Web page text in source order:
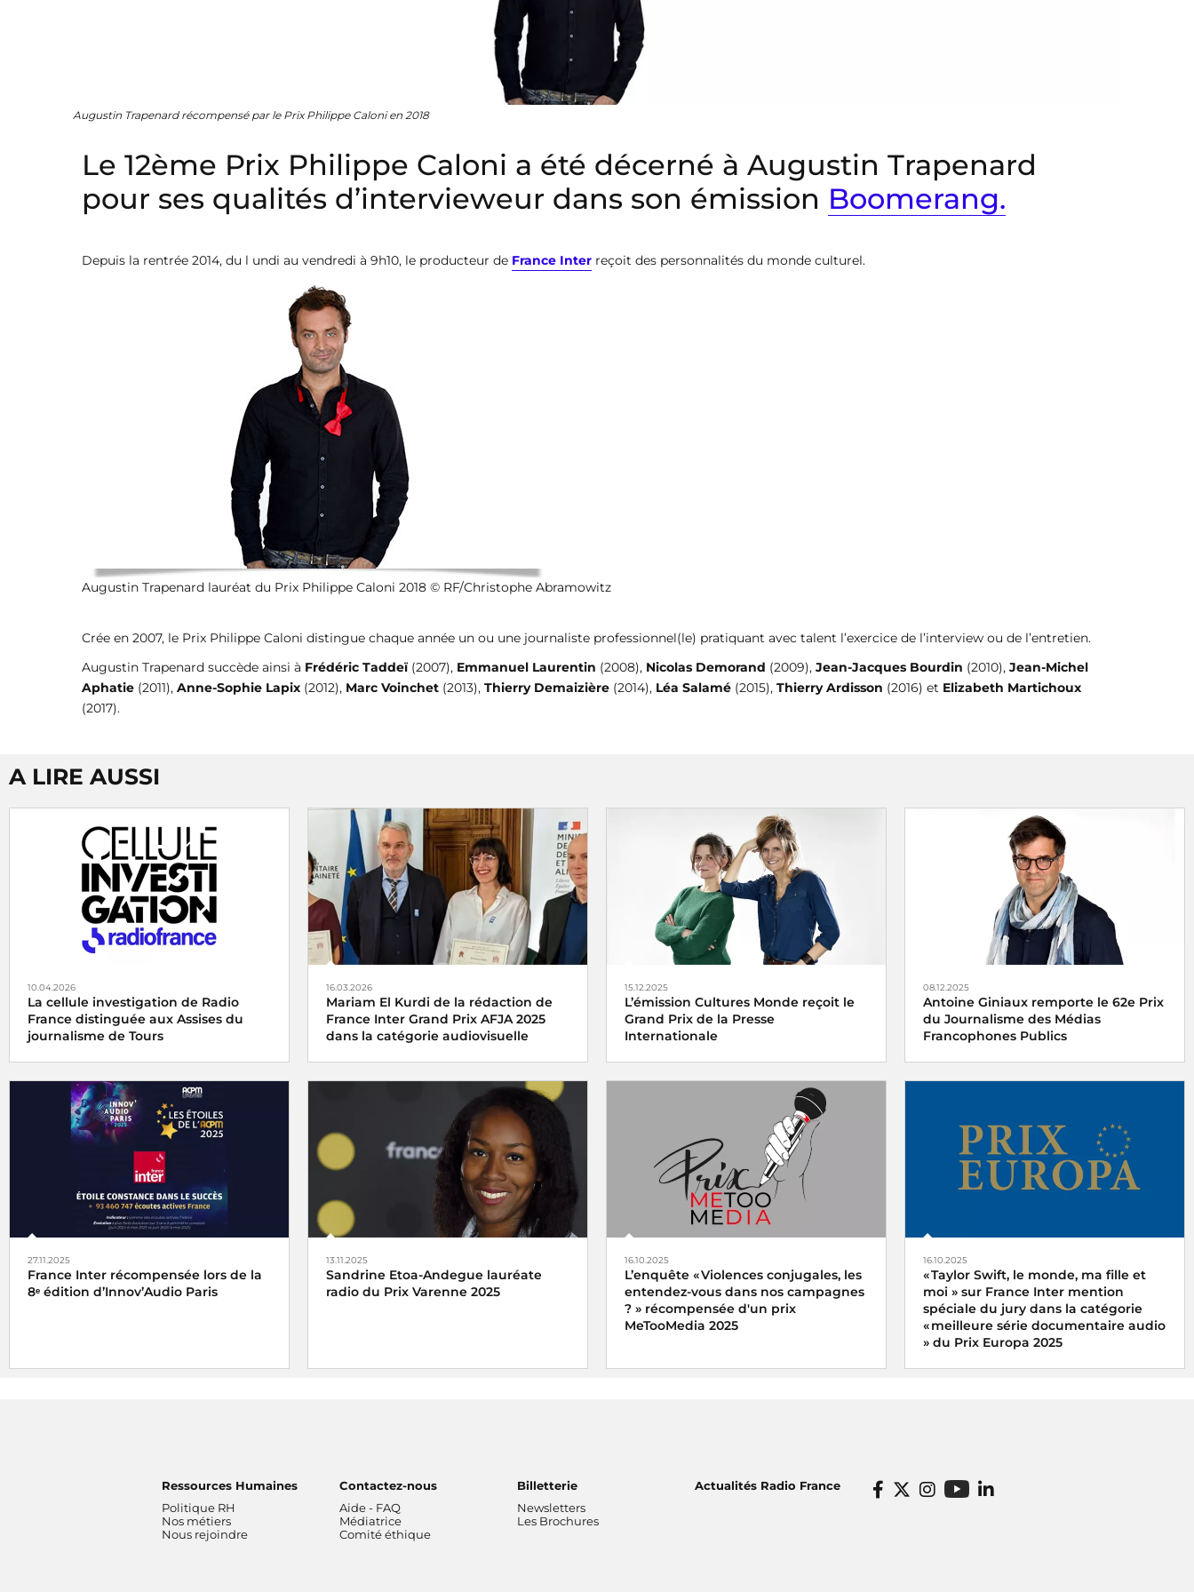
Augustin Trapenard récompensé par le Prix Philippe Caloni en 2018
Le 12ème Prix Philippe Caloni a été décerné à Augustin Trapenard
pour ses qualités d’intervieweur dans son émission Boomerang.
Depuis la rentrée 2014, du l undi au vendredi à 9h10, le producteur de France Inter reçoit des personnalités du monde culturel.
Augustin Trapenard lauréat du Prix Philippe Caloni 2018 © RF/Christophe Abramowitz
Crée en 2007, le Prix Philippe Caloni distingue chaque année un ou une journaliste professionnel(le) pratiquant avec talent l’exercice de l’interview ou de l’entretien.
Augustin Trapenard succède ainsi à Frédéric Taddeï(2007), Emmanuel Laurentin (2008), Nicolas Demorand (2009), Jean-Jacques Bourdin (2010), Jean-Michel
Aphatie (2011), Anne-Sophie Lapix (2012), Marc Voinchet (2013), Thierry Demaizière (2014), Léa Salamé (2015), Thierry Ardisson (2016) et Elizabeth Martichoux
(2017).
A LIRE AUSSI
10.04.2026
La cellule investigation de Radio
France distinguée aux Assises du
journalisme de Tours
La cellule investigation de Radio France
récompensée aux Assises du journalisme
16.03.2026
Mariam El Kurdi de la rédaction de
France Inter Grand Prix AFJA 2025
dans la catégorie audiovisuelle
Grand Prix AFJA du Journalisme
Agricole et Agroalimentaire 2025
catégorie audiovisuelle a été décerné
vendredi 6 juin 2025 à
Mariam El Kurdi
pour son reportageVendanges en
Champagne, dans l’envers du décor
15.12.2025
L’émission Cultures Monde reçoit le
Grand Prix de la Presse
Internationale
Cultures Mondede France
Culture a été distinguée vendredi 15
décembre 2025 par l’
08.12.2025
Antoine Giniaux remporte le 62e Prix
du Journalisme des Médias
Francophones Publics
Le 62e Prix du Journalisme des Médias
Francophones Publics est décerné à
Antoine Giniaux pour Radio France
27.11.2025
France Inter récompensée lors de la
8ᵉ édition d’Innov’Audio Paris
13.11.2025
Sandrine Etoa-Andegue lauréate
radio du Prix Varenne 2025
16.10.2025
L’enquête « Violences conjugales, les
entendez-vous dans nos campagnes
? » récompensée d'un prix
MeTooMedia 2025
campagnes ? » sur France Inter
16.10.2025
« Taylor Swift, le monde, ma fille et
moi » sur France Inter mention
spéciale du jury dans la catégorie
« meilleure série documentaire audio
» du Prix Europa 2025
audio » du Prix Europa 2025
Ressources Humaines
Politique RH
Nos métiers
Nous rejoindre
Contactez-nous
Aide - FAQ
Médiatrice
Comité éthique
Billetterie
Newsletters
Les Brochures
Actualités Radio France